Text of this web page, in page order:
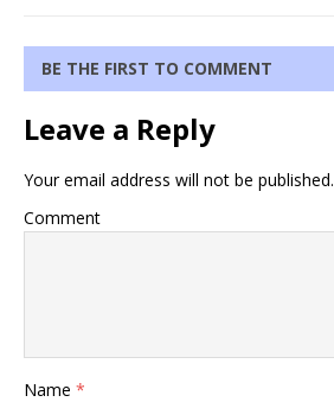
BE THE FIRST TO COMMENT
Leave a Reply
Your email address will not be published.
Comment
Name *